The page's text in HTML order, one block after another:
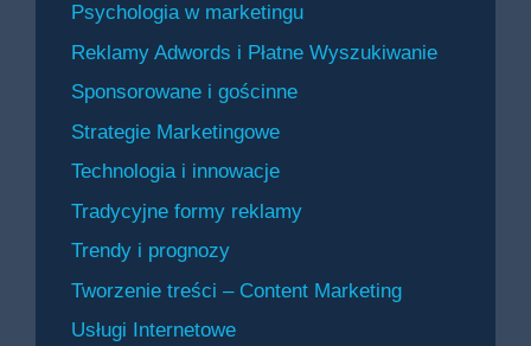
Psychologia w marketingu
Reklamy Adwords i Płatne Wyszukiwanie
Sponsorowane i gościnne
Strategie Marketingowe
Technologia i innowacje
Tradycyjne formy reklamy
Trendy i prognozy
Tworzenie treści – Content Marketing
Usługi Internetowe